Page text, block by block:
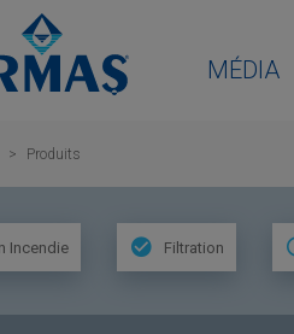
MÉDIA
Produits
Incendie Filtration